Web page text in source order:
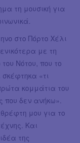
τη μουσική για
στο Πόρτο Χέλι
με τη
Νότου, που το
«τι
κομμάτια του
που δεν ανήκω».
μου για το
Και
της